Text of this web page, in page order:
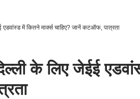
में कितने मार्क्स चाहिए? जानें कटऑफ, पात्रता
के लिए जेईई